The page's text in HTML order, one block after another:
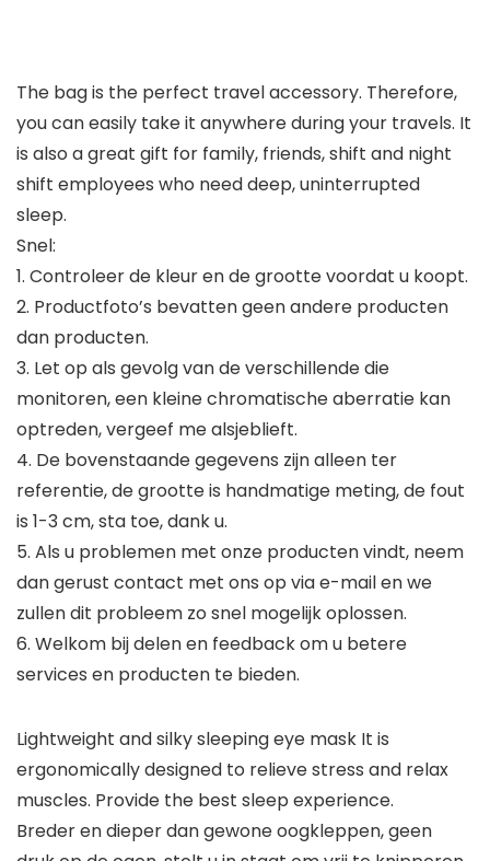
The bag is the perfect travel accessory. Therefore,
you can easily take it anywhere during your travels. It
is also a great gift for family, friends, shift and night
shift employees who need deep, uninterrupted
sleep.
Snel:
1. Controleer de kleur en de grootte voordat u koopt.
2. Productfoto’s bevatten geen andere producten
dan producten.
3. Let op als gevolg van de verschillende die
monitoren, een kleine chromatische aberratie kan
optreden, vergeef me alsjeblieft.
4. De bovenstaande gegevens zijn alleen ter
referentie, de grootte is handmatige meting, de fout
is 1-3 cm, sta toe, dank u.
5. Als u problemen met onze producten vindt, neem
dan gerust contact met ons op via e-mail en we
zullen dit probleem zo snel mogelijk oplossen.
6. Welkom bij delen en feedback om u betere
services en producten te bieden.
Lightweight and silky sleeping eye mask It is
ergonomically designed to relieve stress and relax
muscles. Provide the best sleep experience.
Breder en dieper dan gewone oogkleppen, geen